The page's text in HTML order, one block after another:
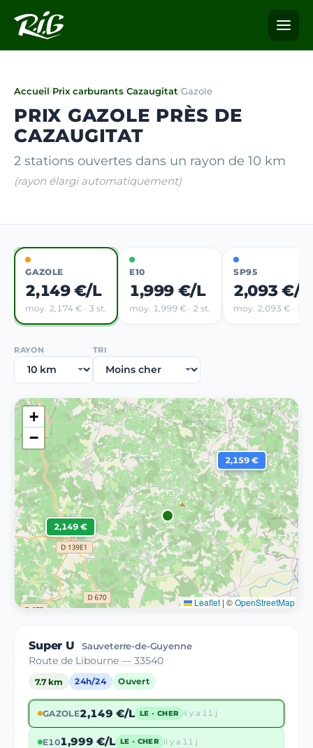
Accueil/Prix carburants/Cazaugitat/Gazole
PRIX GAZOLE PRÈS DE
CAZAUGITAT
2 stations ouvertes dans un rayon de 10 km
(rayon élargi automatiquement)
GAZOLE
2,149 €/L
moy. 2,174 € · 3 st.
E10
1,999 €/L
moy. 1,999 € · 2 st.
SP95
2,093 €/L
moy. 2,093 € · 1
RAYON TRI
2,149 €
2,159 €
+
−
Leaflet | ©OpenStreetMap
Super U Sauveterre-de-Guyenne
Route de Libourne — 33540
7.7 km 24h/24 Ouvert
GAZOLE2,149 €/L LE - CHER il y a 11 j
E101,999 €/L LE - CHER il y a 11 j